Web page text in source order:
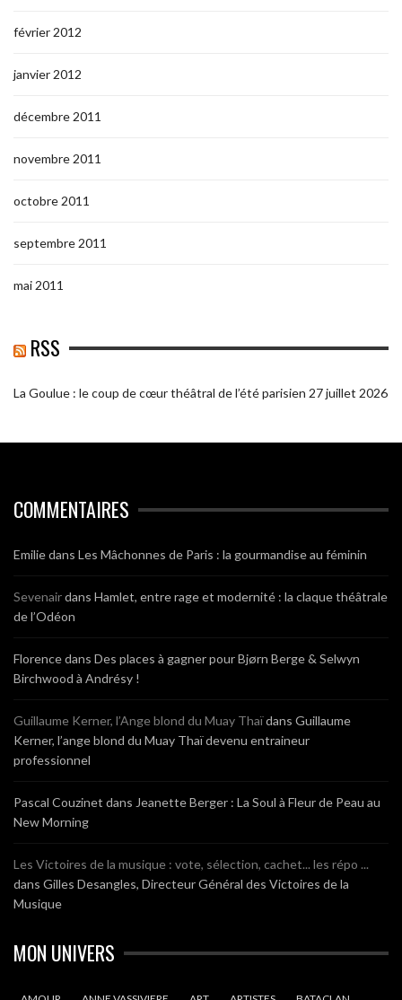
février 2012
janvier 2012
décembre 2011
novembre 2011
octobre 2011
septembre 2011
mai 2011
RSS
La Goulue : le coup de cœur théâtral de l’été parisien 27 juillet 2026
COMMENTAIRES
Emiliedans Les Mâchonnes de Paris : la gourmandise au féminin
Sevenairdans Hamlet, entre rage et modernité : la claque théâtrale
de l’Odéon
Florencedans Des places à gagner pour Bjørn Berge & Selwyn
Birchwood à Andrésy !
Guillaume Kerner, l’Ange blond du Muay Thaïdans Guillaume
Kerner, l’ange blond du Muay Thaï devenu entraineur
professionnel
Pascal Couzinet dans Jeanette Berger : La Soul à Fleur de Peau au
New Morning
Les Victoires de la musique : vote, sélection, cachet... les répo ...
dans Gilles Desangles, Directeur Général des Victoires de la
Musique
MON UNIVERS